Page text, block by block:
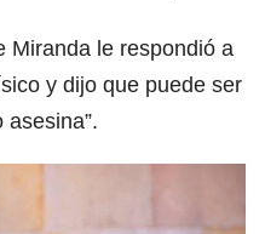
Miranda le respondió a
y dijo que puede ser
asesina”.